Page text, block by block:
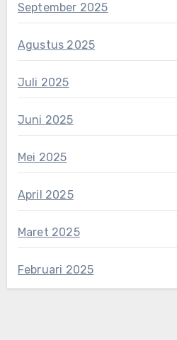
September 2025
Agustus 2025
Juli 2025
Juni 2025
Mei 2025
April 2025
Maret 2025
Februari 2025